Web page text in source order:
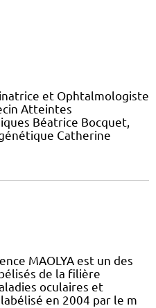
et Ophtalmologiste
Atteintes
Béatrice Bocquet,
Catherine
MAOLYA est un des
de la filière
oculaires et
en 2004 par le m